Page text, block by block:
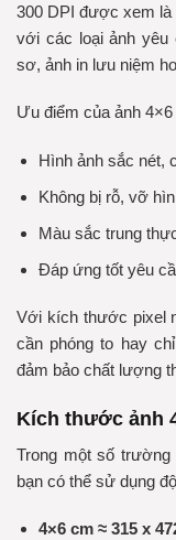
300 DPI được xem là
với các loại ảnh yêu
sơ, ảnh in lưu niệm
Ưu điểm của ảnh
Hình ảnh sắc nét,
Không bị rỗ, vỡ
Màu sắc trung
Đáp ứng tốt yêu
Với kích thước pixel
cần phóng to hay
đảm bảo chất lượng
Kích thước ảnh
Trong một số
bạn có thể sử dụng
4×6 cm ≈ 315 x